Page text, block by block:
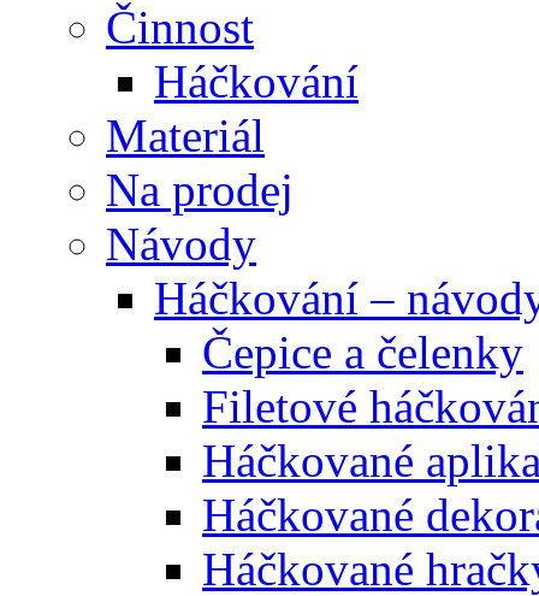
Činnost
Háčkování
Materiál
Na prodej
Návody
Háčkování –
Čepice a čelenky
Filetové
Háčkované
Háčkované
Háčkované